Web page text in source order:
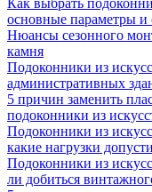
основные параметры
Нюансы сезонного
камня
Подоконники из
административных
5 причин заменить
подоконники из
Подоконники из
какие нагрузки
Подоконники из
ли добиться